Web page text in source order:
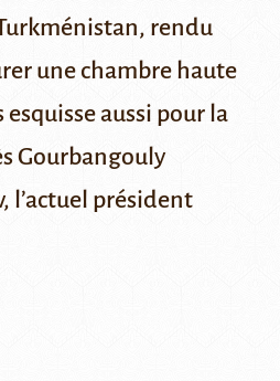
rendu
une chambre haute
aussi pour la
Gourbangouly
, l’actuel président